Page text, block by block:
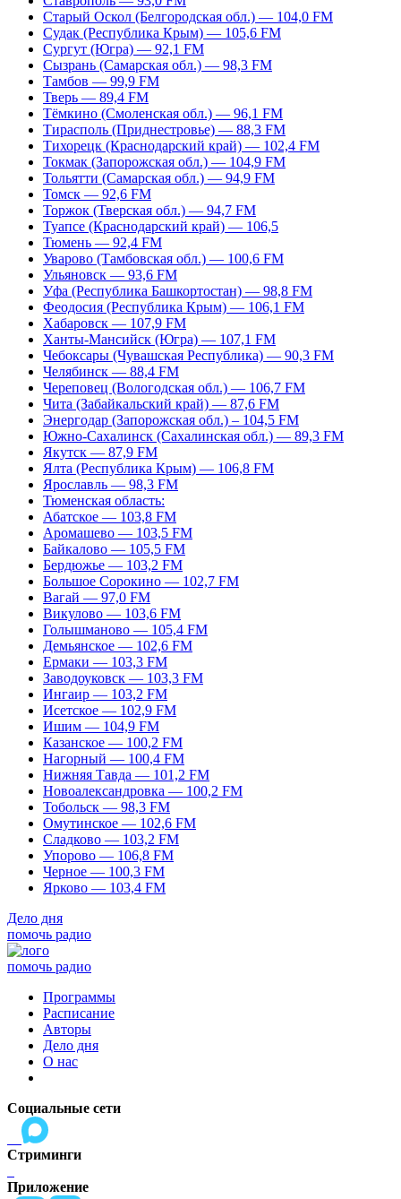
Старый Оскол (Белгородская обл.) — 104,0 FM
Судак (Республика Крым) — 105,6 FM
Сургут (Югра) — 92,1 FM
Сызрань (Самарская обл.) — 98,3 FM
Тамбов — 99,9 FM
Тверь — 89,4 FM
Тёмкино (Смоленская обл.) — 96,1 FM
Тирасполь (Приднестровье) — 88,3 FM
Тихорецк (Краснодарский край) — 102,4 FM
Токмак (Запорожская обл.) — 104,9 FM
Тольятти (Самарская обл.) — 94,9 FM
Томск — 92,6 FM
Торжок (Тверская обл.) — 94,7 FM
Туапсе (Краснодарский край) — 106,5
Тюмень — 92,4 FM
Уварово (Тамбовская обл.) — 100,6 FM
Ульяновск — 93,6 FM
Уфа (Республика Башкортостан) — 98,8 FM
Феодосия (Республика Крым) — 106,1 FM
Хабаровск — 107,9 FM
Ханты-Мансийск (Югра) — 107,1 FM
Чебоксары (Чувашская Республика) — 90,3 FM
Челябинск — 88,4 FM
Череповец (Вологодская обл.) — 106,7 FM
Чита (Забайкальский край) — 87,6 FM
Энергодар (Запорожская обл.) – 104,5 FM
Южно-Сахалинск (Сахалинская обл.) — 89,3 FM
Якутск — 87,9 FM
Ялта (Республика Крым) — 106,8 FM
Ярославль — 98,3 FM
Тюменская область:
Абатское — 103,8 FM
Аромашево — 103,5 FM
Байкалово — 105,5 FM
Бердюжье — 103,2 FM
Большое Сорокино — 102,7 FM
Вагай — 97,0 FM
Викулово — 103,6 FM
Голышманово — 105,4 FM
Демьянское — 102,6 FM
Ермаки — 103,3 FM
Заводоуковск — 103,3 FM
Ингаир — 103,2 FM
Исетское — 102,9 FM
Ишим — 104,9 FM
Казанское — 100,2 FM
Нагорный — 100,4 FM
Нижняя Тавда — 101,2 FM
Новоалександровка — 100,2 FM
Тобольск — 98,3 FM
Омутинское — 102,6 FM
Сладково — 103,2 FM
Упорово — 106,8 FM
Черное — 100,3 FM
Ярково — 103,4 FM
Дело дня
помочь радио
помочь радио
Программы
Расписание
Авторы
Дело дня
О нас
Социальные сети
Стриминги
Приложение